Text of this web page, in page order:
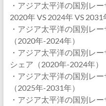
・アジア太平洋の国別レ
2020年 VS 2024年 VS 2031
・アジア太平洋の国別レ
（2020年-2024年）
・アジア太平洋の国別レ
シェア（2020年-2024年）
・アジア太平洋の国別レ
（2025年-2031年）
・アジア太平洋の国別レ